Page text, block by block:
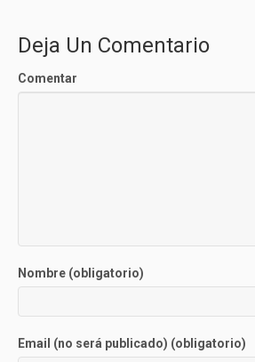
Deja Un Comentario
Comentar
Nombre (obligatorio)
Email (no será publicado) (obligatorio)